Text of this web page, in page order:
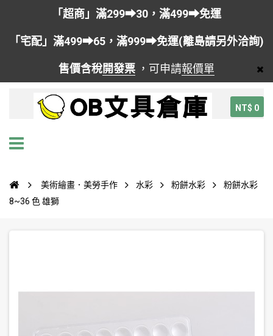
「超商」滿299➡30，滿499➡免運
「宅配」滿499➡65，滿999➡免運(離島請另外洽詢)
售價含稅開發票 ，可申請報價單
NT$ 0
美術繪畫．美勞手作 水彩 粉餅水彩
粉餅水彩
8~36 色 雄獅